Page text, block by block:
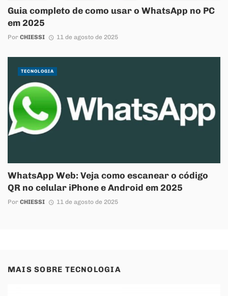
Guia completo de como usar o WhatsApp no PC
em 2025
Por CHIESSI 11 de agosto de 2025
WhatsApp Web: Veja como escanear o código
QR no celular iPhone e Android em 2025
Por CHIESSI 11 de agosto de 2025
TECNOLOGIA
MAIS SOBRE TECNOLOGIA